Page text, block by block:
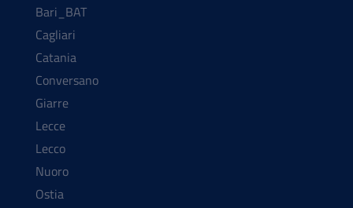
Bari_BAT
Cagliari
Catania
Conversano
Giarre
Lecce
Lecco
Nuoro
Ostia